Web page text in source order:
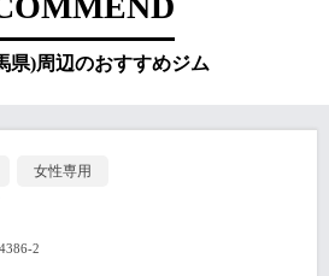
県)周辺のおすすめジム
女性専用
2